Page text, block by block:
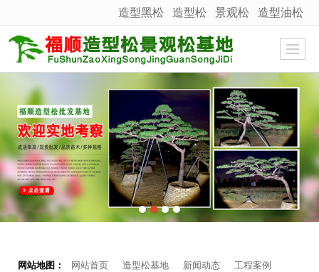
很遗憾，因您的浏览器版本过低导致无法获得最佳浏览体验，推荐下载安装谷歌浏览器！
造型黑松 造型松 景观松 造型油松
网站地图： 网站首页 造型松基地 新闻动态
工程案例